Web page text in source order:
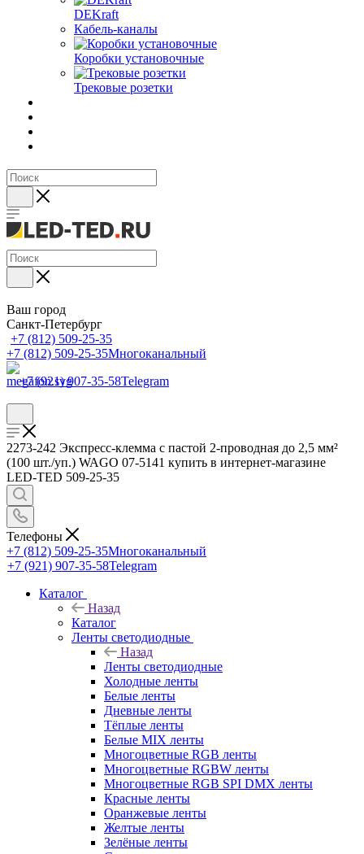
DEKraft
Кабель-каналы
Коробки установочные
Трековые розетки
Ваш город
Санкт-Петербург
+7 (812) 509-25-35
+7 (812) 509-25-35Многоканальный
+7 (921) 907-35-58Telegram
2273-242 Экcпресс-клемма с пастой 2-проводная до 2,5 мм²
(100 шт./уп.) WAGO 07-5141 купить в интернет-магазине
LED-TED 509-25-35
Телефоны
+7 (812) 509-25-35Многоканальный
+7 (921) 907-35-58Telegram
Каталог
Назад
Каталог
Ленты светодиодные
Назад
Ленты светодиодные
Холодные ленты
Белые ленты
Дневные ленты
Тёплые ленты
Белые MIX ленты
Многоцветные RGB ленты
Многоцветные RGBW ленты
Многоцветные RGB SPI DMX ленты
Красные ленты
Оранжевые ленты
Желтые ленты
Зелёные ленты